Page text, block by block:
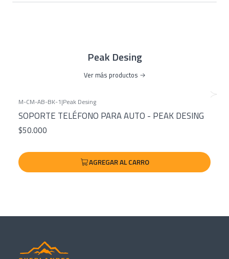
Peak Desing
Ver más productos
M-CM-AB-BK-1|Peak Desing
SOPORTE TELÉFONO PARA AUTO - PEAK DESING
$50.000
AGREGAR AL CARRO